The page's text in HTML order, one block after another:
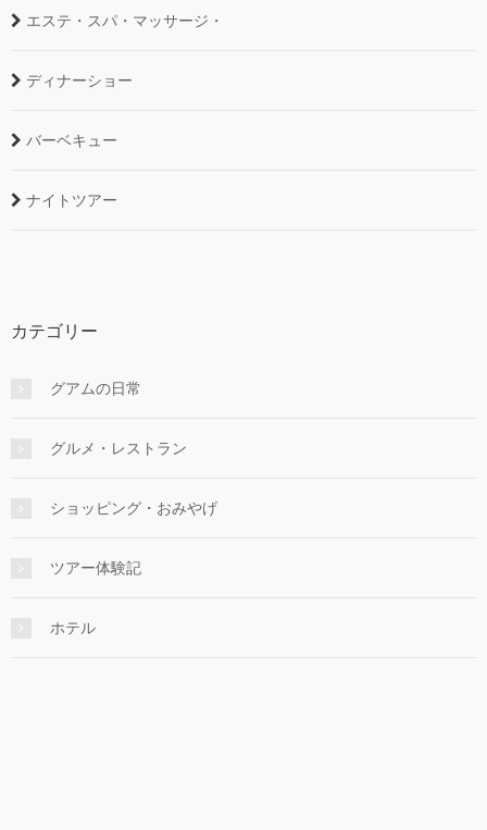
エステ・スパ・マッサージ・
ディナーショー
バーベキュー
ナイトツアー
カテゴリー
グアムの日常
グルメ・レストラン
ショッピング・おみやげ
ツアー体験記
ホテル